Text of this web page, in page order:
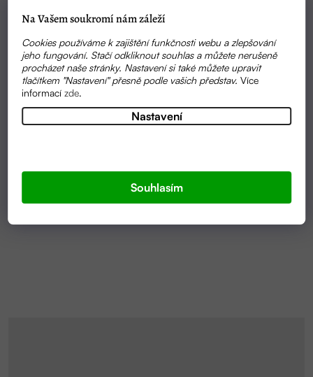
Na Vašem soukromí nám záleží
Cookies používáme k zajištění funkčnosti webu a zlepšování
jeho fungování. Stačí odkliknout souhlas a můžete nerušeně
procházet naše stránky. Nastavení si také můžete upravit
tlačítkem "Nastavení" přesně podle vašich představ.Více
informacízde.
Nastavení
Souhlasím
279 KČ